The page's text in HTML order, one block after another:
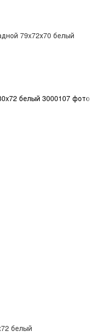
79x72х70 белый
белый